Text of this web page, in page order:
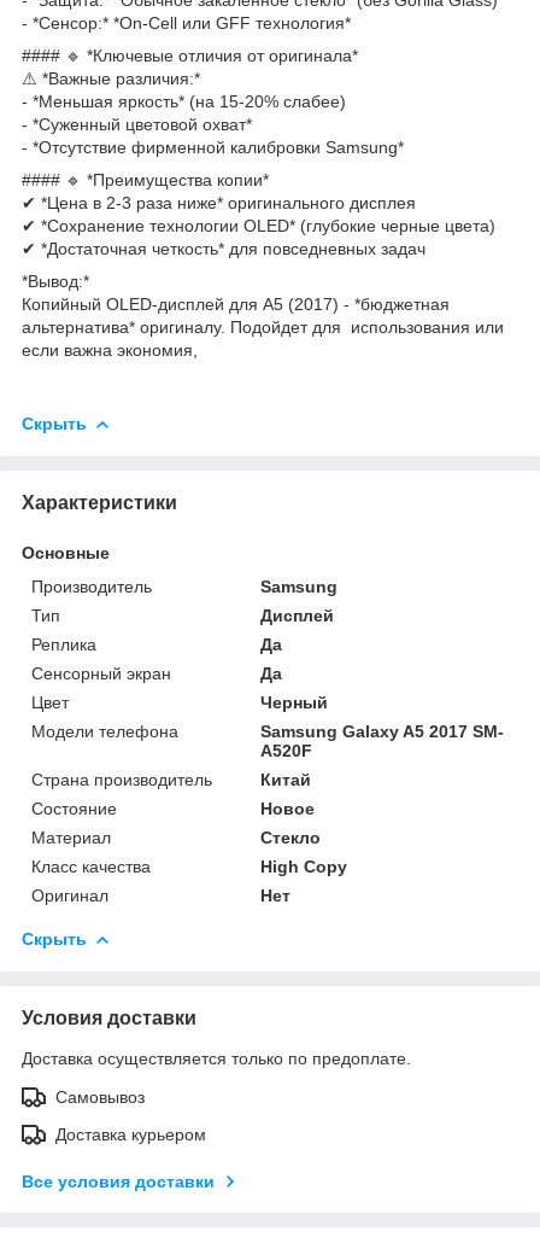
- *Сенсор:* *On-Cell или GFF технология*
#### 🔹 *Ключевые отличия от оригинала*
⚠ *Важные различия:*
- *Меньшая яркость* (на 15-20% слабее)
- *Суженный цветовой охват*
- *Отсутствие фирменной калибровки Samsung*
#### 🔹 *Преимущества копии*
✔ *Цена в 2-3 раза ниже* оригинального дисплея
✔ *Сохранение технологии OLED* (глубокие черные цвета)
✔ *Достаточная четкость* для повседневных задач
*Вывод:*
Копийный OLED-дисплей для A5 (2017) - *бюджетная
альтернатива* оригиналу. Подойдет для использования или
если важна экономия,
Скрыть
Характеристики
Основные
Производитель
Samsung
Тип
Дисплей
Реплика
Да
Сенсорный экран
Да
Цвет
Черный
Модели телефона
Samsung Galaxy A5 2017 SM-
A520F
Страна производитель
Китай
Состояние
Новое
Материал
Стекло
Класс качества
High Copy
Оригинал
Нет
Скрыть
Условия доставки
Доставка осуществляется только по предоплате.
Самовывоз
Доставка курьером
Все условия доставки